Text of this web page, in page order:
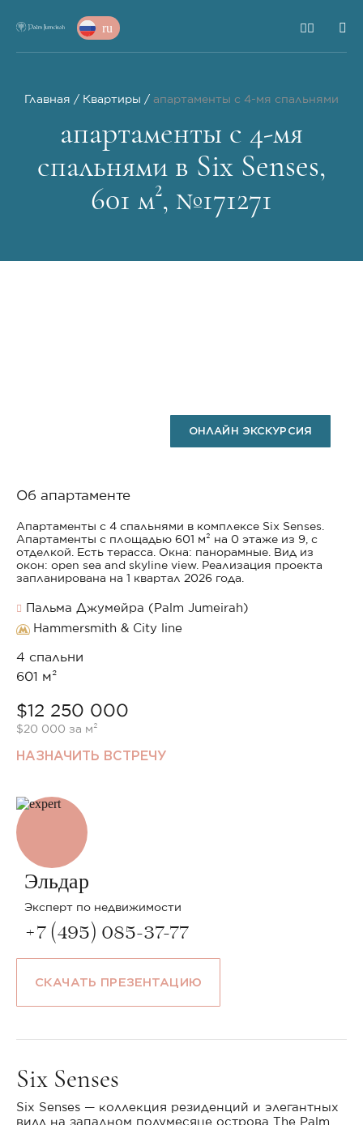
ru
Главная Квартиры апартаменты с 4-мя спальнями
апартаменты с 4-мя
спальнями в Six Senses,
601 м², №171271
ОНЛАЙН ЭКСКУРСИЯ
Об апартаменте
Апартаменты с 4 спальнями в комплексе Six Senses.
Апартаменты с площадью 601 м² на 0 этаже из 9, с
отделкой. Есть терасса. Окна: панорамные. Вид из
окон: open sea and skyline view. Реализация проекта
запланирована на 1 квартал 2026 года.
Пальма Джумейра (Palm Jumeirah)
Hammersmith & City line
4 спальни
601 м²
$12 250 000
$20 000 за м²
НАЗНАЧИТЬ ВСТРЕЧУ
Эльдар
Эксперт по недвижимости
+7 (495) 085-37-77
СКАЧАТЬ ПРЕЗЕНТАЦИЮ
Six Senses
Six Senses — коллекция резиденций и элегантных
вилл на западном полумесяце острова The Palm